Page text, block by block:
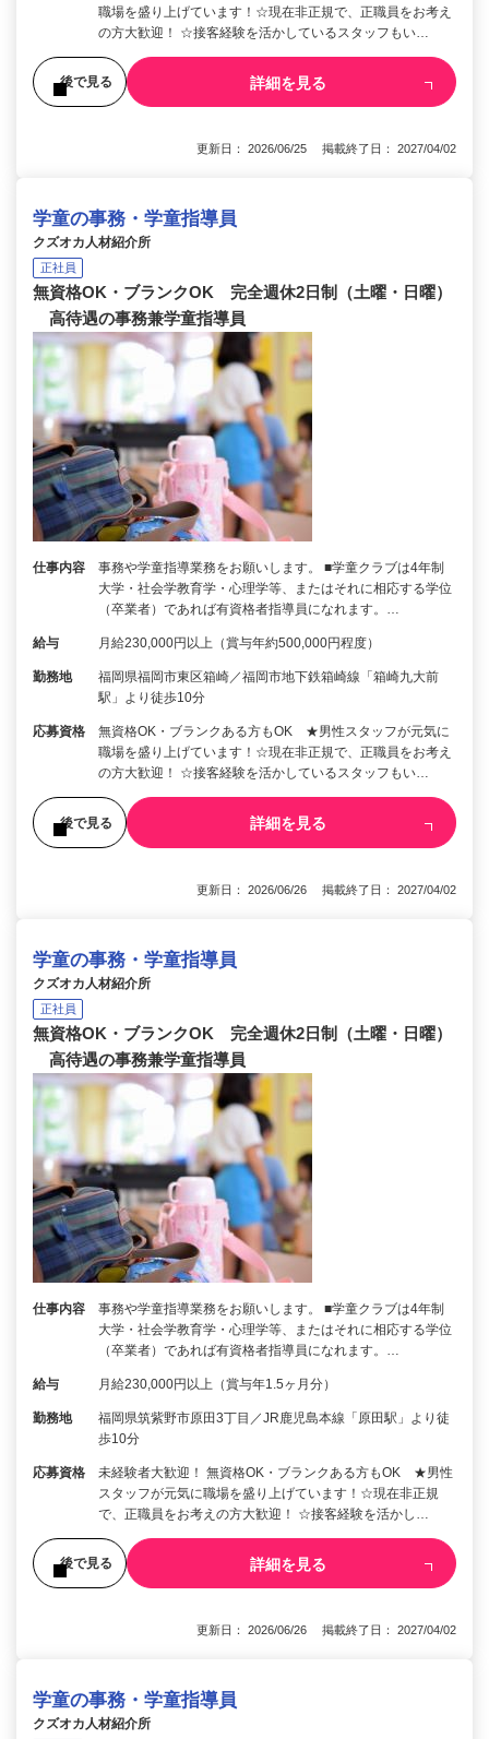
職場を盛り上げています！☆現在非正規で、正職員をお考え
の方大歓迎！ ☆接客経験を活かしているスタッフもい…
後で見る 詳細を見る
更新日： 2026/06/25 掲載終了日： 2027/04/02
学童の事務・学童指導員
クズオカ人材紹介所
正社員
無資格OK・ブランクOK 完全週休2日制（土曜・日曜）
高待遇の事務兼学童指導員
仕事内容
事務や学童指導業務をお願いします。 ■学童クラブは4年制
大学・社会学教育学・心理学等、またはそれに相応する学位
（卒業者）であれば有資格者指導員になれます。…
給与 月給230,000円以上（賞与年約500,000円程度）
勤務地
福岡県福岡市東区箱崎／福岡市地下鉄箱崎線「箱崎九大前
駅」より徒歩10分
応募資格
無資格OK・ブランクある方もOK ★男性スタッフが元気に
職場を盛り上げています！☆現在非正規で、正職員をお考え
の方大歓迎！ ☆接客経験を活かしているスタッフもい…
後で見る 詳細を見る
更新日： 2026/06/26 掲載終了日： 2027/04/02
学童の事務・学童指導員
クズオカ人材紹介所
正社員
無資格OK・ブランクOK 完全週休2日制（土曜・日曜）
高待遇の事務兼学童指導員
仕事内容
事務や学童指導業務をお願いします。 ■学童クラブは4年制
大学・社会学教育学・心理学等、またはそれに相応する学位
（卒業者）であれば有資格者指導員になれます。…
給与 月給230,000円以上（賞与年1.5ヶ月分）
勤務地
福岡県筑紫野市原田3丁目／JR鹿児島本線「原田駅」より徒
歩10分
応募資格
未経験者大歓迎！ 無資格OK・ブランクある方もOK ★男性
スタッフが元気に職場を盛り上げています！☆現在非正規
で、正職員をお考えの方大歓迎！ ☆接客経験を活かし…
後で見る 詳細を見る
更新日： 2026/06/26 掲載終了日： 2027/04/02
学童の事務・学童指導員
クズオカ人材紹介所